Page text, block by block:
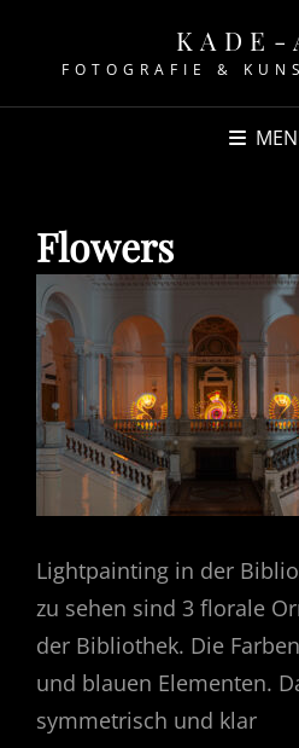
KADE-
FOTOGRAFIE &
Flowers
Lightpainting in der
zu sehen sind 3 florale
der Bibliothek. Die
und blauen Elementen.
symmetrisch und klar